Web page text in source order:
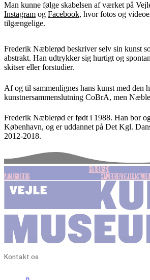
Man kunne følge skabelsen af værket på
Instagram og Facebook, hvor fotos og
tilgængelige.
Frederik Næblerød beskriver selv sin kunst
abstrakt. Han udtrykker sig hurtigt og
skitser eller forstudier.
Af og til sammenlignes hans kunst med den
kunstnersammenslutning CoBrA, men
Frederik Næblerød er født i 1988. Han bor
København, og er uddannet på Det Kgl.
2012-2018.
GRATIS ADGANG
PLANLÆG DIT BESØG SOMMERFERIE PÅ VEJLE
Kontakt os